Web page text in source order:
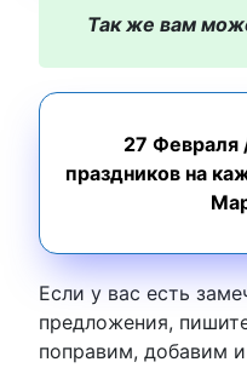
Так же вам
27 Февраля
праздников на
Если у вас есть
предложения,
поправим, добавим